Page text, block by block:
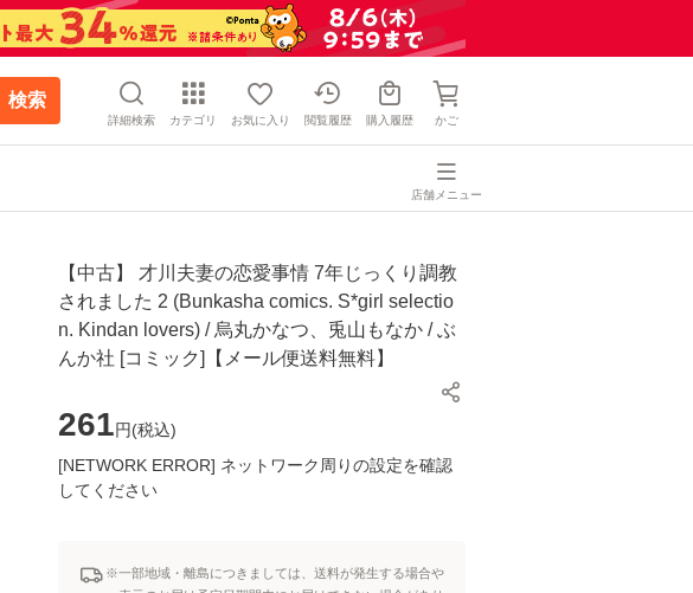
検索
詳細検索 カテゴリ お気に入り 閲覧履歴 購入履歴 かご
店舗メニュー
【中古】 才川夫妻の恋愛事情 7年じっくり調教
されました 2 (Bunkasha comics. S*girl selectio
n. Kindan lovers) / 烏丸かなつ、兎山もなか / ぶ
んか社 [コミック]【メール便送料無料】
261円(税込)
[NETWORK ERROR] ネットワーク周りの設定を確認
してください
※一部地域・離島につきましては、送料が発生する場合や